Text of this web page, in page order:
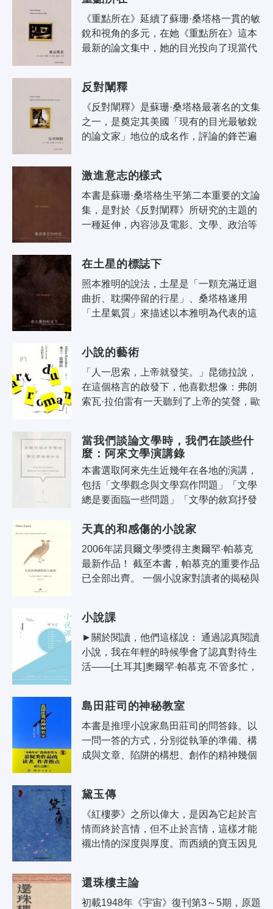
《重點所在》延續了蘇珊·桑塔格一貫的敏
銳和視角的多元，在她《重點所在》這本
最新的論文集中，她的目光投向了現當代
反對闡釋
《反對闡釋》是蘇珊·桑塔格最著名的文集
之一，是奠定其美國「現有的目光最敏銳
的論文家」地位的成名作，評論的鋒芒遍
激進意志的樣式
本書是蘇珊·桑塔格生平第二本重要的文論
集，是對於《反對闡釋》所研究的主題的
一種延伸，內容涉及電影、文學、政治等
在土星的標誌下
照本雅明的說法，土星是「一顆充滿迂迴
曲折、耽擱停留的行星」、桑塔格遂用
「土星氣質」來描述以本雅明為代表的這
她..
小說的藝術
「人一思索，上帝就發笑。」昆德拉說，
在這個格言的啟發下，他喜歡想像：弗朗
索瓦·拉伯雷有一天聽到了上帝的笑聲，歐
當我們談論文學時，我們在談些什
麼：阿來文學演講錄
本書選取阿來先生近幾年在各地的演講，
包括「文學觀念與文學寫作問題」「文學
總是要面臨一些問題」「文學的敘寫抒發
任」「當我們談論文學時，我們在談些
什..
天真的和感傷的小說家
2006年諾貝爾文學獎得主奧爾罕·帕慕克
最新作品！ 截至本書，帕慕克的重要作品
已全部出齊。 一個小說家對讀者的揭秘與
小說課
►關於閱讀，他們這樣說： 通過認真閱讀
小說，我在年輕的時候學會了認真對待生
活——[土耳其]奧爾罕·帕慕克 不管多忙，
島田莊司的神秘教室
本書是推理小說家島田莊司的問答錄。以
一問一答的方式，分別從執筆的準備、構
成與文章、陷阱的構想、創作的精神幾個
黛玉傳
《紅樓夢》之所以偉大，是因為它起於言
情而終於言情，但不止於言情，這樣才能
襯出情的深度與厚度。而西續的寶玉因見
還珠樓主論
初載1948年《宇宙》復刊第3～5期，原題